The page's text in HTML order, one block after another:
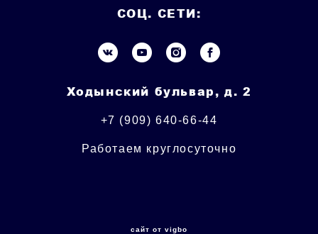
СОЦ. СЕТИ:
Ходынский бульвар, д. 2
+7 (909) 640-66-44
Работаем круглосуточно
сайт от vigbo